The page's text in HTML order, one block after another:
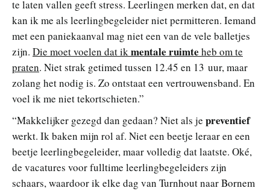
te laten vallen geeft stress. Leerlingen merken dat, en dat
kan ik me als leerlingbegeleider niet permitteren. Iemand
met een paniekaanval mag niet een van de vele balletjes
zijn. Die moet voelen dat ikmentale ruimte heb om te
praten. Niet strak getimed tussen 12.45 en 13 uur, maar
zolang het nodig is. Zo ontstaat een vertrouwensband. En
voel ik me niet tekortschieten.”
“Makkelijker gezegd dan gedaan? Niet als je preventief
werkt. Ik baken mijn rol af. Niet een beetje leraar en een
beetje leerlingbegeleider, maar volledig dat laatste. Oké,
de vacatures voor fulltime leerlingbegeleiders zijn
schaars, waardoor ik elke dag van Turnhout naar Bornem